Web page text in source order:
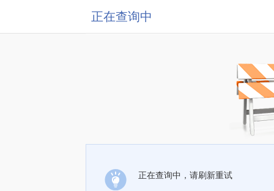
正在查询中
正在查询中，请刷新重试